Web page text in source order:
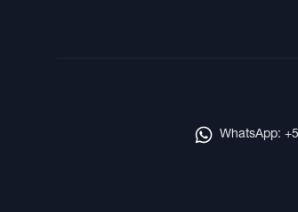
WhatsApp: